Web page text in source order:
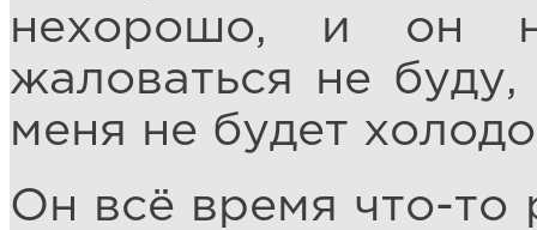
нехорошо, и он
жаловаться не
меня не будет
Он всё время что-то